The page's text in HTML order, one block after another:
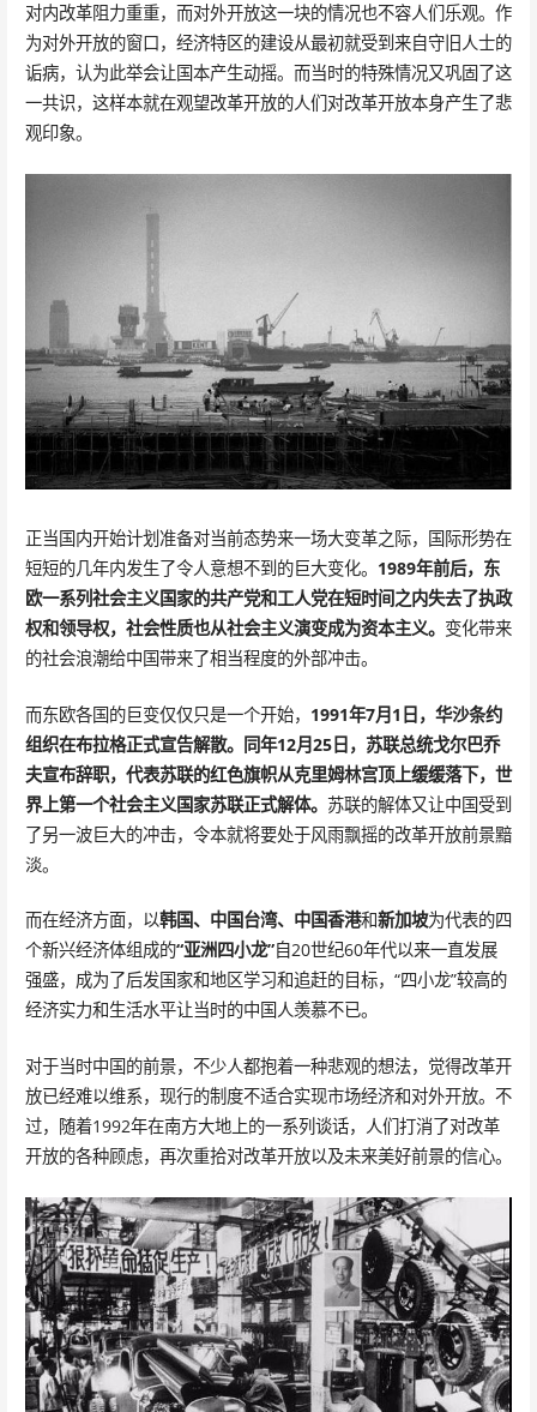
对内改革阻力重重，而对外开放这一块的情况也不容人们乐观。作
为对外开放的窗口，经济特区的建设从最初就受到来自守旧人士的
诟病，认为此举会让国本产生动摇。而当时的特殊情况又巩固了这
一共识，这样本就在观望改革开放的人们对改革开放本身产生了悲
观印象。
正当国内开始计划准备对当前态势来一场大变革之际，国际形势在
短短的几年内发生了令人意想不到的巨大变化。 1989年前后，东
欧一系列社会主义国家的共产党和工人党在短时间之内失去了执政
权和领导权，社会性质也从社会主义演变成为资本主义。 变化带来
的社会浪潮给中国带来了相当程度的外部冲击。
而东欧各国的巨变仅仅只是一个开始， 1991年7月1日，华沙条约
组织在布拉格正式宣告解散。同年12月25日，苏联总统戈尔巴乔
夫宣布辞职，代表苏联的红色旗帜从克里姆林宫顶上缓缓落下，世
界上第一个社会主义国家苏联正式解体。 苏联的解体又让中国受到
了另一波巨大的冲击，令本就将要处于风雨飘摇的改革开放前景黯
淡。
而在经济方面，以韩国、中国台湾、中国香港和新加坡为代表的四
个新兴经济体组成的“亚洲四小龙”自20世纪60年代以来一直发展
强盛，成为了后发国家和地区学习和追赶的目标，“四小龙”较高的
经济实力和生活水平让当时的中国人羡慕不已。
对于当时中国的前景，不少人都抱着一种悲观的想法，觉得改革开
放已经难以维系，现行的制度不适合实现市场经济和对外开放。不
过，随着1992年在南方大地上的一系列谈话，人们打消了对改革
开放的各种顾虑，再次重拾对改革开放以及未来美好前景的信心。